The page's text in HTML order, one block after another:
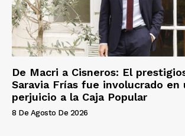
De Macri a Cisneros: El
Saravia Frías fue involucrado en
perjuicio a la Caja Popular
8 De Agosto De 2026